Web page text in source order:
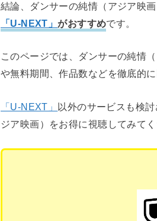
結論、ダンサーの純情（アジア映
「U-NEXT」がおすすめです。
このページでは、ダンサーの純情
や無料期間、作品数などを徹底的に
「U-NEXT」 以外のサービスも検
ジア映画）をお得に視聴してみてく